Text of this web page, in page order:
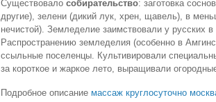
Существовало собирательство: заготовка
другие), зелени (дикий лук, хрен, щавель), в
нечистой). Земледелие заимствовали у русских
Распространению земледелия (особенно в
ссыльные поселенцы. Культивировали
за короткое и жаркое лето, выращивали
Подробное описание массаж круглосуточно